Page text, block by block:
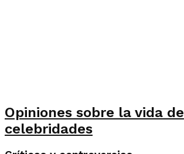
Opiniones sobre la vida de
celebridades